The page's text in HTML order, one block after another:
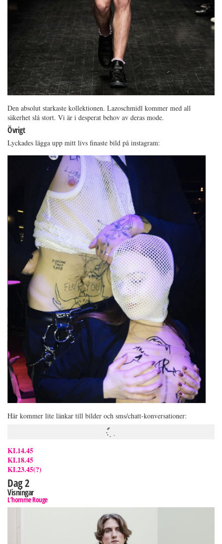
Den absolut starkaste kollektionen. Lazoschmidl kommer med all
säkerhet slå stort. Vi är i desperat behov av deras mode.
Övrigt
Lyckades lägga upp mitt livs finaste bild på instagram:
Här kommer lite länkar till bilder och sms/chatt-konversationer:
KL14.45
KL18.45
KL23.45(?)
Dag 2
Visningar
L’homme Rouge